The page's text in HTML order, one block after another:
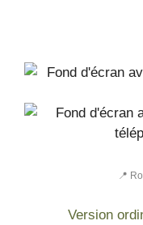
📍
Version